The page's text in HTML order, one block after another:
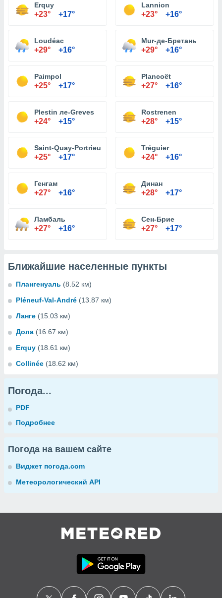
Erquy
+23° +17°
Lannion
+23° +16°
Loudéac
+29° +16°
Mur-де-Бретань
+29° +16°
Paimpol
+25° +17°
Plancoët
+27° +16°
Plestin ле-Greves
+24° +15°
Rostrenen
+28° +15°
Saint-Quay-Portrieux
+25° +17°
Tréguier
+24° +16°
Генгам
+27° +16°
Динан
+28° +17°
Ламбаль
+27° +16°
Сен-Брие
+27° +17°
Ближайшие населенные пункты
Плангенуаль (8.52 км)
Pléneuf-Val-André (13.87 км)
Ланге (15.03 км)
Дола (16.67 км)
Erquy (18.61 км)
Collinée (18.62 км)
Погода...
PDF
Подробнее
Погода на вашем сайте
Виджет погода.com
Метеорологический API